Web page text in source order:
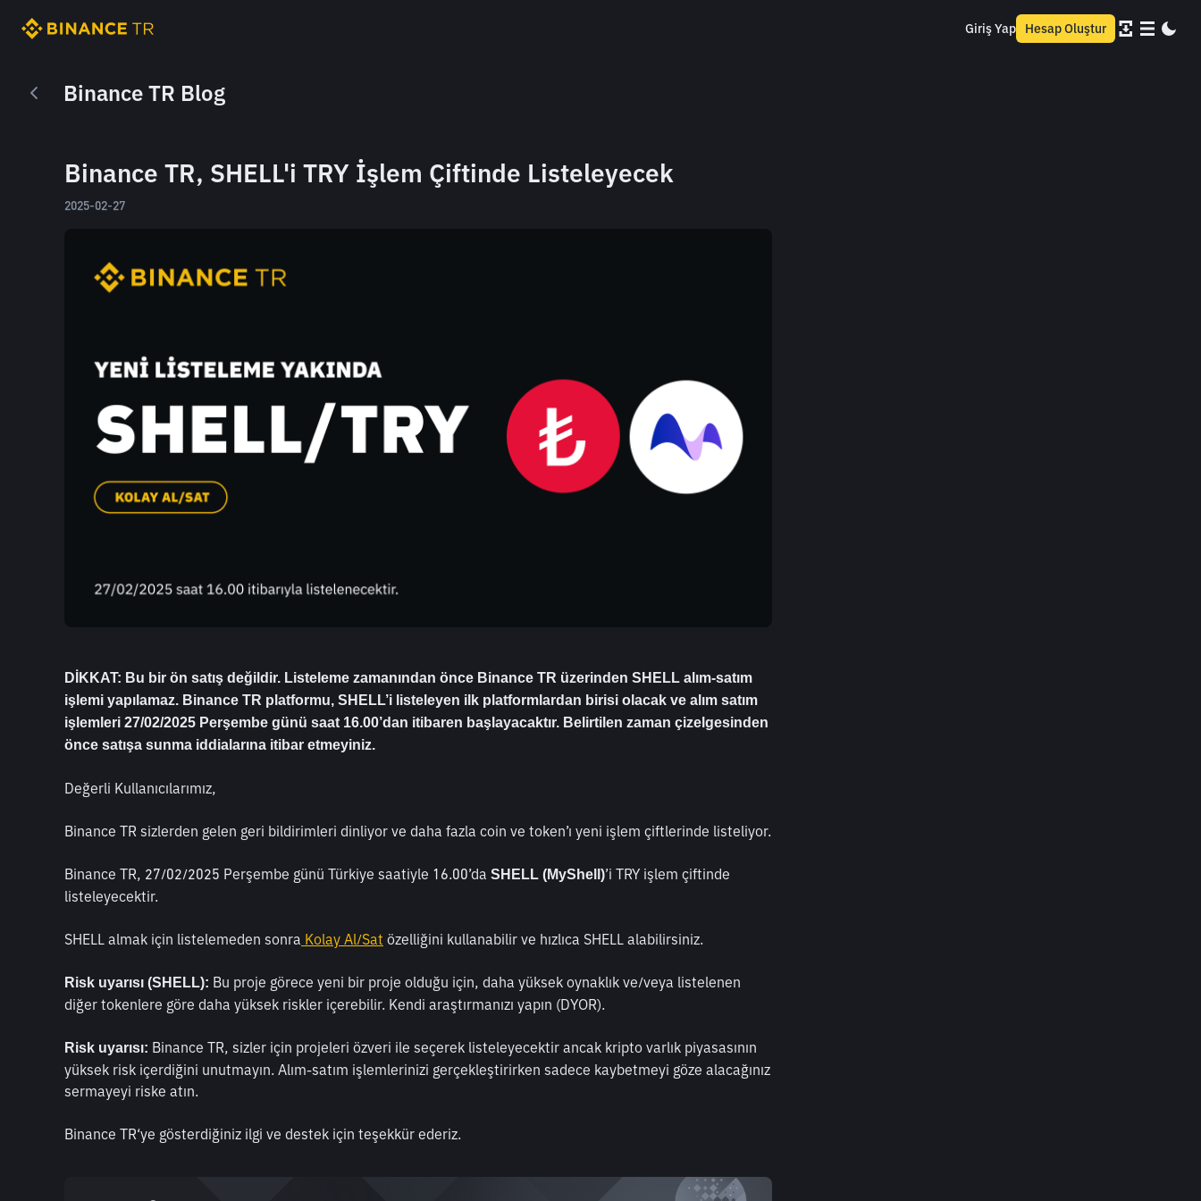
Giriş Yap Hesap Oluştur
Binance TR Blog
Binance TR, SHELL'i TRY İşlem Çiftinde Listeleyecek
2025-02-27
DİKKAT: Bu bir ön satış değildir. Listeleme zamanından önce Binance TR üzerinden SHELL alım-satım
işlemi yapılamaz. Binance TR platformu, SHELL’i listeleyen ilk platformlardan birisi olacak ve alım satım
işlemleri 27/02/2025 Perşembe günü saat 16.00’dan itibaren başlayacaktır. Belirtilen zaman çizelgesinden
önce satışa sunma iddialarına itibar etmeyiniz.
Değerli Kullanıcılarımız,
Binance TR sizlerden gelen geri bildirimleri dinliyor ve daha fazla coin ve token’ı yeni işlem çiftlerinde listeliyor.
Binance TR, 27/02/2025 Perşembe günü Türkiye saatiyle 16.00’da SHELL (MyShell)’i TRY işlem çiftinde
listeleyecektir.
SHELL almak için listelemeden sonra Kolay Al/Sat özelliğini kullanabilir ve hızlıca SHELL alabilirsiniz.
Risk uyarısı (SHELL): Bu proje görece yeni bir proje olduğu için, daha yüksek oynaklık ve/veya listelenen
diğer tokenlere göre daha yüksek riskler içerebilir. Kendi araştırmanızı yapın (DYOR).
Risk uyarısı: Binance TR, sizler için projeleri özveri ile seçerek listeleyecektir ancak kripto varlık piyasasının
yüksek risk içerdiğini unutmayın. Alım-satım işlemlerinizi gerçekleştirirken sadece kaybetmeyi göze alacağınız
sermayeyi riske atın.
Binance TR‘ye gösterdiğiniz ilgi ve destek için teşekkür ederiz.